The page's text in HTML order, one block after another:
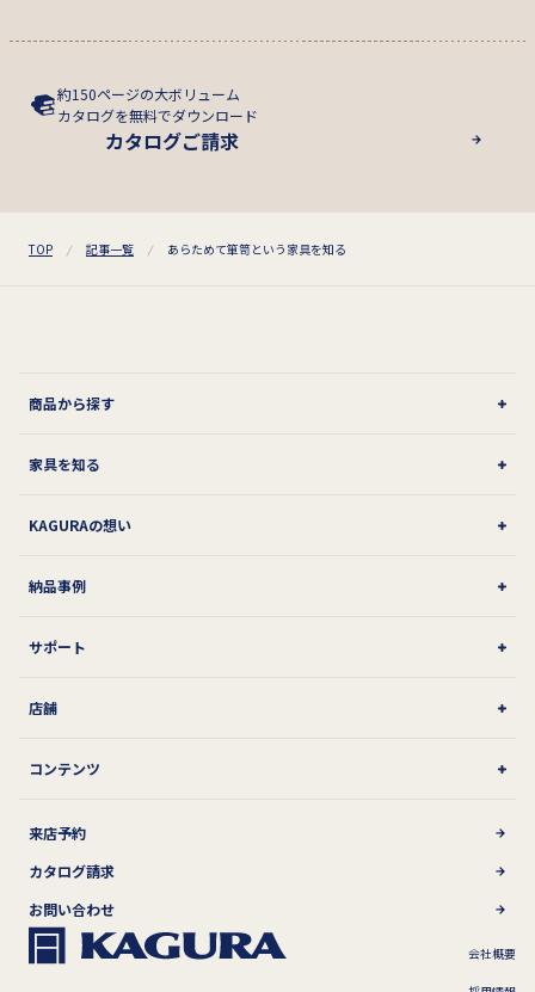
約150ページの大ボリューム
カタログを無料でダウンロード
カタログご請求
TOP 記事一覧 あらためて箪笥という家具を知る
商品から探す
家具を知る
KAGURAの想い
納品事例
サポート
店舗
コンテンツ
来店予約
カタログ請求
お問い合わせ
会社概要